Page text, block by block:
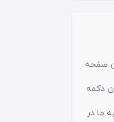
صفحه
دکمه
ما در